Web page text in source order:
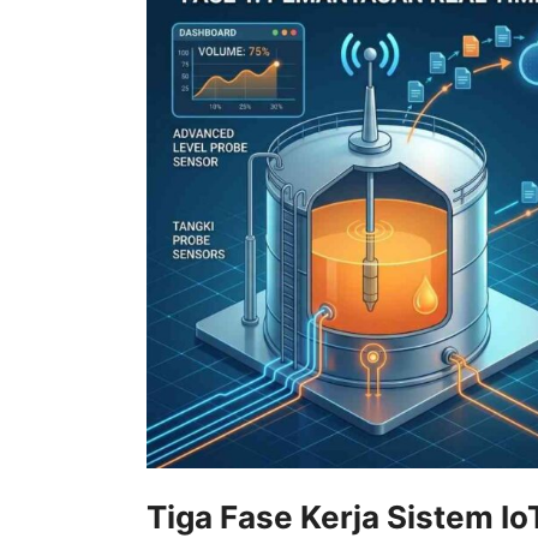
Tiga Fase Kerja Sistem